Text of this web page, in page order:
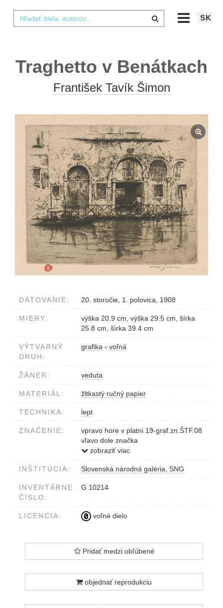
SK
Traghetto v Benátkach
František Tavík Šimon
DATOVANIE: 20. storočie, 1. polovica, 1908
MIERY:
výška 20.9 cm, výška 29.5 cm, šírka
25.8 cm, šírka 39.4 cm
VÝTVARNÝ
DRUH:
grafika › voľná
ŽÁNER: veduta
MATERIÁL: žltkastý ručný papier
TECHNIKA: lept
ZNAČENIE:
vpravo hore v platni 19-graf.zn.ŠTF.08
vľavo dole značka
vpravo dole T.F.Šimon
zobraziť viac
INŠTITÚCIA: Slovenská národná galéria, SNG
INVENTÁRNE
ČÍSLO:
G 10214
LICENCIA: voľné dielo
Pridať medzi obľúbené
objednať reprodukciu